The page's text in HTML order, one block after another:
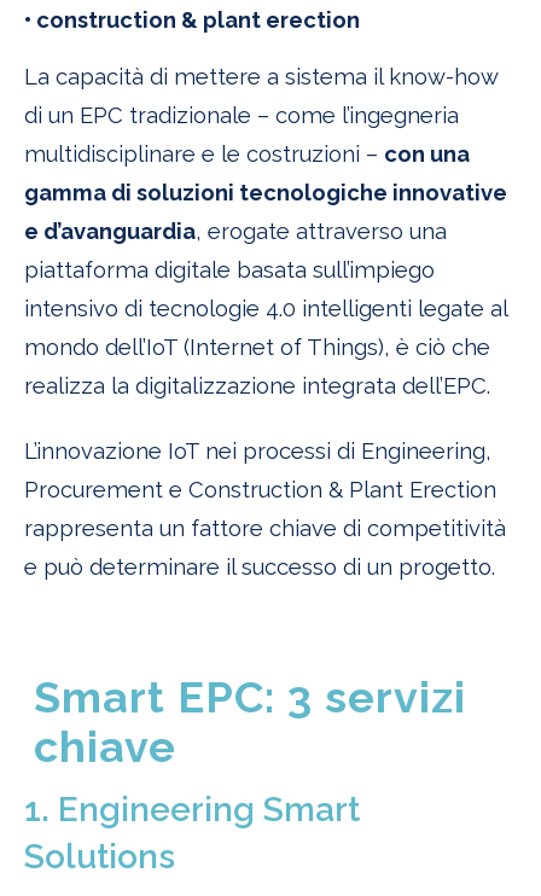
• construction & plant erection
La capacità di mettere a sistema il know-how
di un EPC tradizionale – come l’ingegneria
multidisciplinare e le costruzioni – con una
gamma di soluzioni tecnologiche innovative
e d’avanguardia, erogate attraverso una
piattaforma digitale basata sull’impiego
intensivo di tecnologie 4.0 intelligenti legate al
mondo dell’IoT (Internet of Things), è ciò che
realizza la digitalizzazione integrata dell’EPC.
L’innovazione IoT nei processi di Engineering,
Procurement e Construction & Plant Erection
rappresenta un fattore chiave di competitività
e può determinare il successo di un progetto.
Smart EPC: 3 servizi
chiave
1. Engineering Smart
Solutions